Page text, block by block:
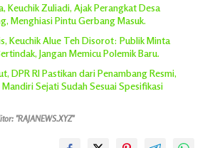
Keuchik Zuliadi, Ajak Perangkat Desa
Menghiasi Pintu Gerbang Masuk.
Keuchik Alue Teh Disorot: Publik Minta
Jangan Memicu Polemik Baru.
DPR RI Pastikan dari Penambang Resmi,
Sejati Sudah Sesuai Spesifikasi
"RAJANEWS.XYZ"